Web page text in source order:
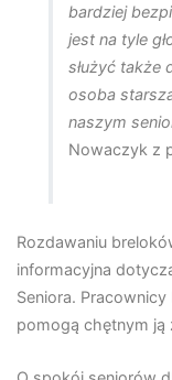
bardziej
jest na tyle
służyć także
osoba
naszym
Nowaczyk z
Rozdawaniu
informacyjna
Seniora.
pomogą chętnym ją